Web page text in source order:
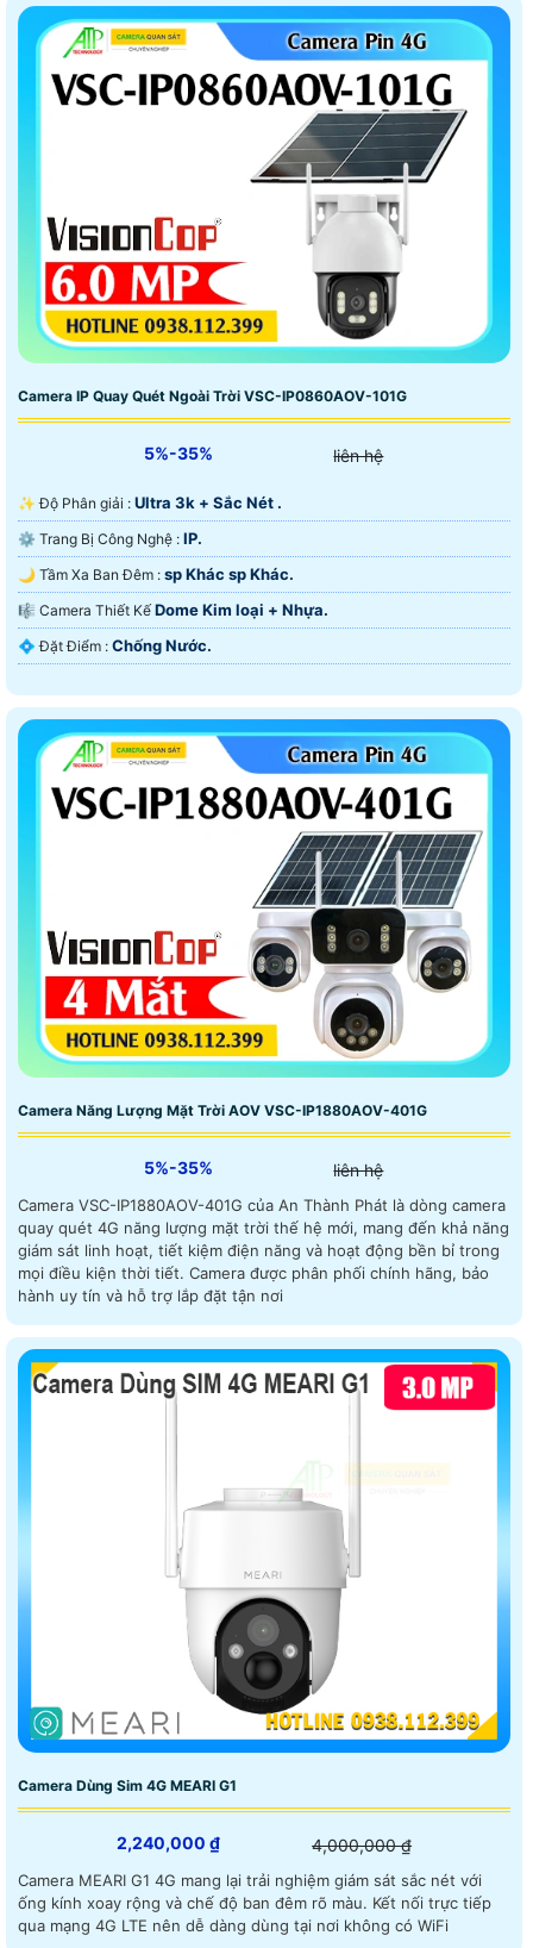
Camera IP Quay Quét Ngoài Trời VSC-IP0860AOV-101G
5%-35% liên hệ
✨ Độ Phân giải : Ultra 3k + Sắc Nét .
⚙ Trang Bị Công Nghệ : IP.
🌙 Tầm Xa Ban Đêm : sp Khác sp Khác.
🎼️ Camera Thiết Kế Dome Kim loại + Nhựa.
️💠 Đặt Điểm : Chống Nước.
Camera Năng Lượng Mặt Trời AOV VSC-IP1880AOV-401G
5%-35% liên hệ
Camera VSC-IP1880AOV-401G của An Thành Phát là dòng camera
quay quét 4G năng lượng mặt trời thế hệ mới, mang đến khả năng
giám sát linh hoạt, tiết kiệm điện năng và hoạt động bền bỉ trong
mọi điều kiện thời tiết. Camera được phân phối chính hãng, bảo
hành uy tín và hỗ trợ lắp đặt tận nơi
Camera Dùng Sim 4G MEARI G1
2,240,000 ₫ 4,000,000 ₫
Camera MEARI G1 4G mang lại trải nghiệm giám sát sắc nét với
ống kính xoay rộng và chế độ ban đêm rõ màu. Kết nối trực tiếp
qua mạng 4G LTE nên dễ dàng dùng tại nơi không có WiFi